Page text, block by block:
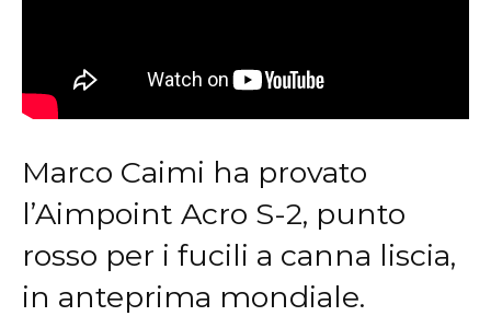
Marco Caimi ha provato
l’Aimpoint Acro S-2, punto
rosso per i fucili a canna liscia,
in anteprima mondiale.